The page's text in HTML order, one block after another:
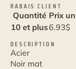
RABAIS CLIENT
Quantité Prix
10 et plus6.93$
DESCRIPTION
Acier
Noir mat